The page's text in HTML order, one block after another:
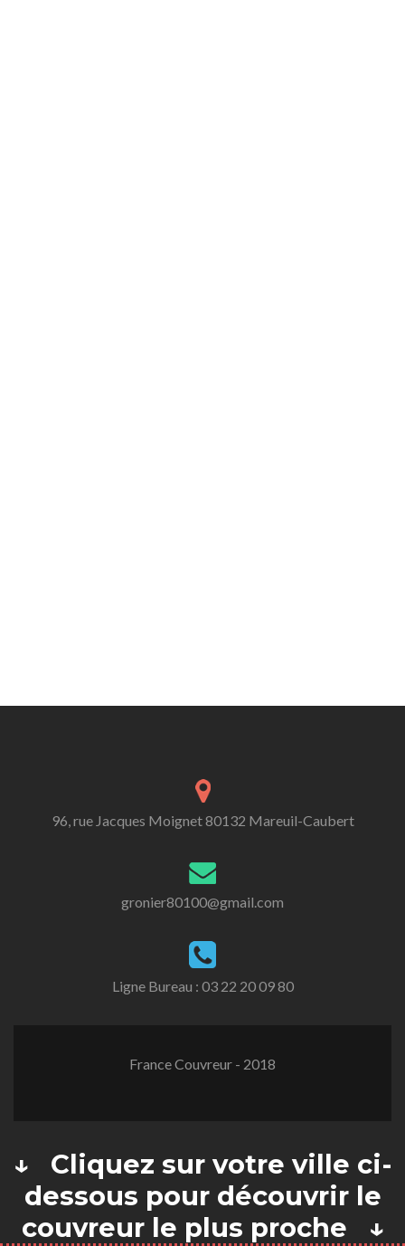
96, rue Jacques Moignet 80132 Mareuil-Caubert
gronier80100@gmail.com
Ligne Bureau : 03 22 20 09 80
France Couvreur - 2018
↓ Cliquez sur votre ville ci-
dessous pour découvrir le
couvreur le plus proche ↓